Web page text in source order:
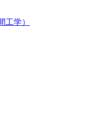
工学）